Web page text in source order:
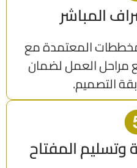
المباشر
المعتمدة مع
العمل لضمان
التصميم.
وتسليم المفتاح